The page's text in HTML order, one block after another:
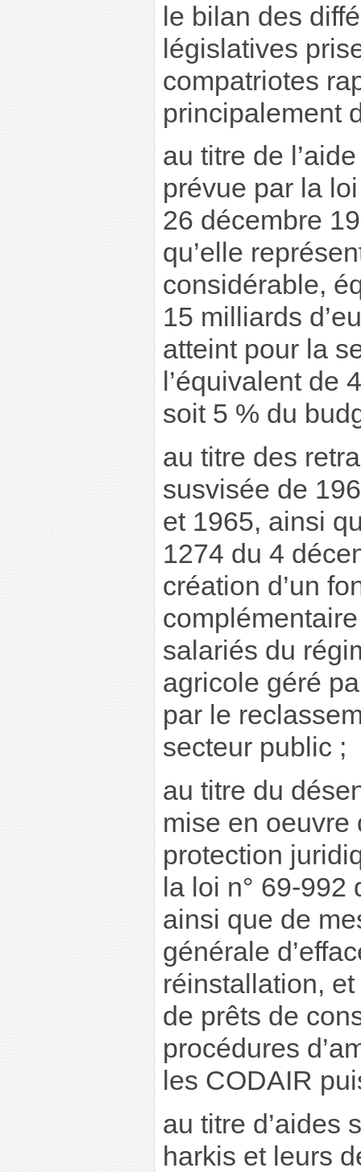
le bilan des
législatives
compatriotes
principalement
au titre de
prévue par la
26 décembre
qu’elle
considérable,
15 milliards
atteint pour la
l’équivalent de
soit 5 % du
au titre des
susvisée de
et 1965, ainsi
1274 du 4
création d’un
salariés du
agricole géré
par le
secteur public ;
au titre du
mise en oeuvre
protection
la loi n° 69-
ainsi que de
générale
réinstallation,
de prêts de
procédures
les CODAIR
au titre d’aides
harkis et leurs